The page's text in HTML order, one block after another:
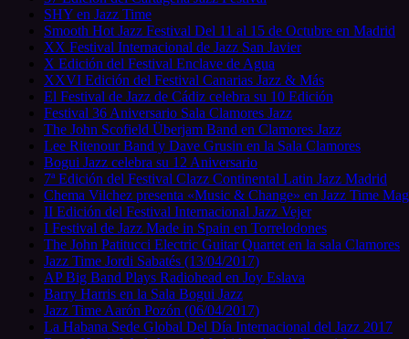
SHY en Jazz Time
Smooth Hot Jazz Festival Del 11 al 15 de Octubre en Madrid
XX Festival Internacional de Jazz San Javier
X Edición del Festival Enclave de Agua
XXVI Edición del Festival Canarias Jazz & Más
El Festival de Jazz de Cádiz celebra su 10 Edición
Festival 36 Aniversario Sala Clamores Jazz
The John Scofield Überjam Band en Clamores Jazz
Lee Ritenour Band y Dave Grusin en la Sala Clamores
Bogui Jazz celebra su 12 Aniversario
7ª Edición del Festival Clazz Continental Latin Jazz Madrid
Chema Vilchez presenta «Music & Change» en Jazz Time
II Edición del Festival Internacional Jazz Vejer
I Festival de Jazz Made in Spain en Torrelodones
The John Patitucci Electric Guitar Quartet en la sala Clamores
Jazz Time Jordi Sabatés (13/04/2017)
AP Big Band Plays Radiohead en Joy Eslava
Barry Harris en la Sala Bogui Jazz
Jazz Time Aarón Pozón (06/04/2017)
La Habana Sede Global Del Día Internacional del Jazz 2017